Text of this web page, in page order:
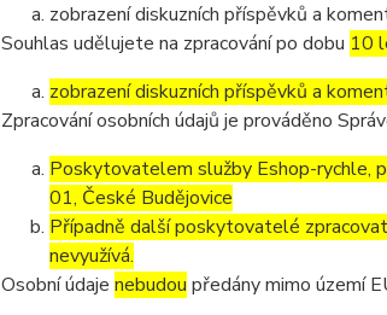
zobrazení diskuzních příspěvků a
Souhlas udělujete na zpracování po dobu 10
zobrazení diskuzních příspěvků a
Zpracování osobních údajů je prováděno
Poskytovatelem služby Eshop-rychle,
01, České Budějovice
Případně další poskytovatelé
nevyužívá.
Osobní údaje nebudou předány mimo území